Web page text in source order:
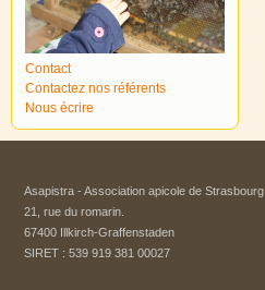
Contact
Contactez nos référents
Nous écrire
Asapistra - Association apicole de Strasbourg​
21, rue du romarin.
67400 Illkirch-Graffenstaden
SIRET : 539 919 381 00027